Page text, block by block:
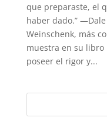
que preparaste, el
haber dado.”
Weinschenk, más
muestra en su libro
poseer el rigor y...